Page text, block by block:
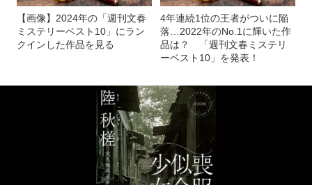
【画像】2024年の「週刊文春
ミステリーベスト10」にラン
クインした作品を見る
4年連続1位の王者がついに陥
落…2022年のNo.1に輝いた作
品は？ 「週刊文春ミステリ
ーベスト10」を発表！